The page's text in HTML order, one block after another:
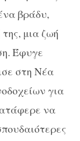
βράδυ,
μια ζωή
Έφυγε
στη Νέα
για
να